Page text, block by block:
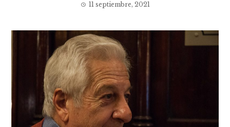
11 septiembre, 2021